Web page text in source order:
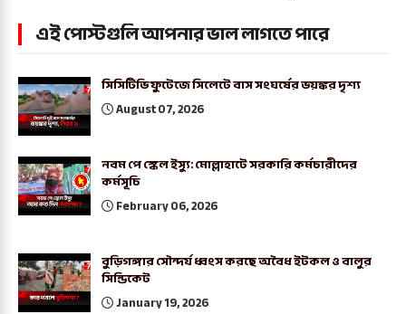
এই পোস্টগুলি আপনার ভাল লাগতে পারে
সিসিটিভি ফুটেজে সিলেটে বাস সংঘর্ষের ভয়ঙ্কর দৃশ্য
August 07, 2026
নবম পে স্কেল ইস্যু: মোল্লাহাটে সরকারি কর্মচারীদের
কর্মসূচি
February 06, 2026
বুড়িগঙ্গার সৌন্দর্য ধ্বংস করছে অবৈধ ইটকল ও বালুর
সিন্ডিকেট
January 19, 2026